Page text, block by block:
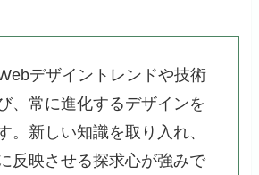
デザイントレンドや技術
、常に進化するデザインを
。新しい知識を取り入れ、
反映させる探求心が強みで